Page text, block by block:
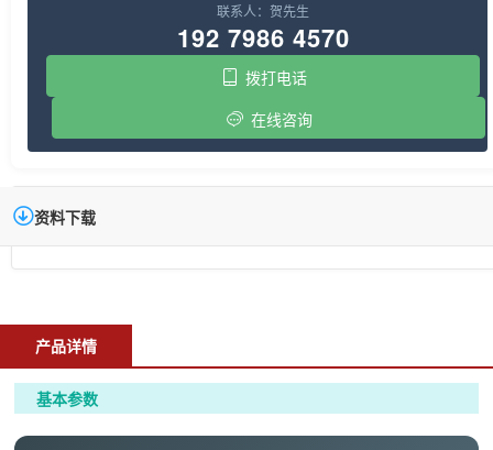
联系人：贺先生
192 7986 4570
拨打电话
在线咨询
资料下载
产品详情
基本参数